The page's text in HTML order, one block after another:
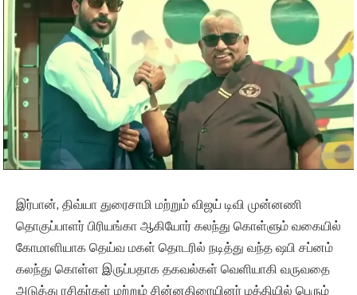
இர்பான், திவ்யா துரைசாமி மற்றும் விஜய் டிவி முன்னணி
தொகுப்பாளர் பிரியங்கா ஆகியோர் கலந்து கொள்ளும் வகையில்
கோமாளியாக தெய்வ மகள் தொடரில் நடித்து வந்த ஷபி சப்னம்
கலந்து கொள்ள இருப்பதாக தகவல்கள் வெளியாகி வருவதை
அடுத்து ரசிகர்கள் மற்றும் சின்னதிரையினர் மத்தியில் பெரும்